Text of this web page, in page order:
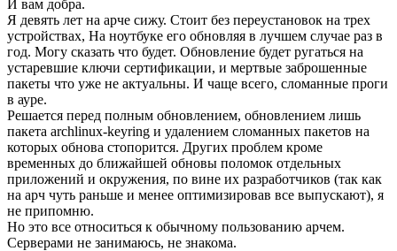
И вам добра.
Я девять лет на арче сижу. Стоит без переустановок на трех
устройствах, На ноутбуке его обновляя в лучшем случае раз в
год. Могу сказать что будет. Обновление будет ругаться на
устаревшие ключи сертификации, и мертвые заброшенные
пакеты что уже не актуальны. И чаще всего, сломанные проги
в ауре.
Решается перед полным обновлением, обновлением лишь
пакета archlinux-keyring и удалением сломанных пакетов на
которых обнова стопорится. Других проблем кроме
временных до ближайшей обновы поломок отдельных
приложений и окружения, по вине их разработчиков (так как
на арч чуть раньше и менее оптимизировав все выпускают), я
не припомню.
Но это все относиться к обычному пользованию арчем.
Серверами не занимаюсь, не знакома.